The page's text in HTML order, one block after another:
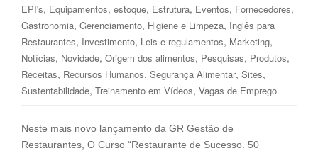
EPI's, Equipamentos, estoque, Estrutura, Eventos, Fornecedores,
Gastronomia, Gerenciamento, Higiene e Limpeza, Inglês para
Restaurantes, Investimento, Leis e regulamentos, Marketing,
Notícias, Novidade, Origem dos alimentos, Pesquisas, Produtos,
Receitas, Recursos Humanos, Segurança Alimentar, Sites,
Sustentabilidade, Treinamento em Vídeos, Vagas de Emprego
Neste mais novo lançamento da GR Gestão de
Restaurantes, O Curso “Restaurante de Sucesso. 50